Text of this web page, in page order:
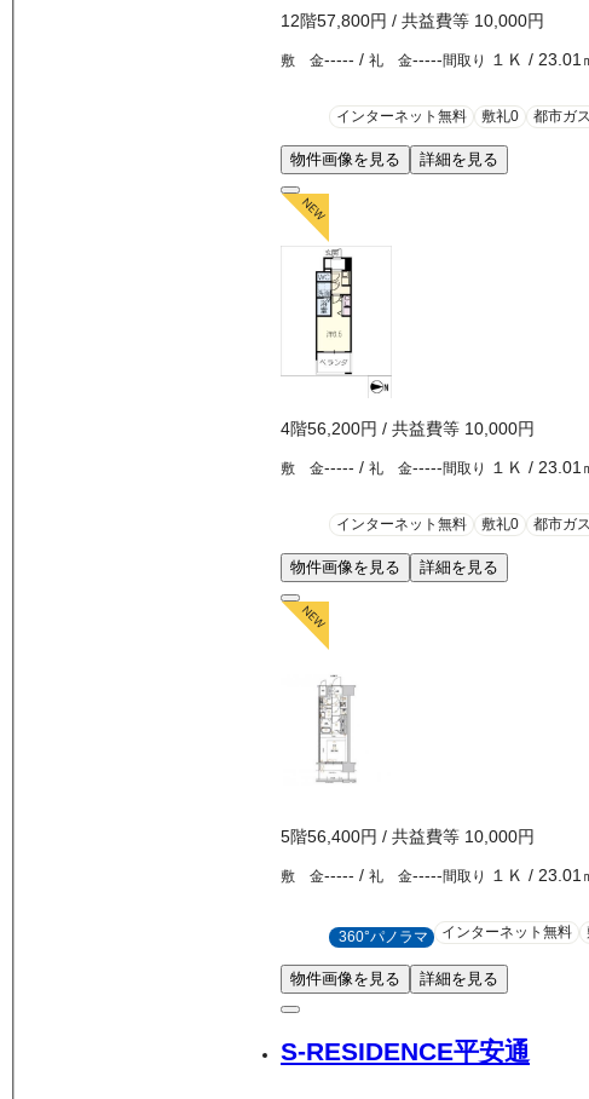
12階57,800円 / 共益費等 10,000円
敷 金----- / 礼 金-----間取り １Ｋ / 23.01
インターネット無料 敷礼0 都市ガス
物件画像を見る 詳細を見る
4階56,200円 / 共益費等 10,000円
敷 金----- / 礼 金-----間取り １Ｋ / 23.01
インターネット無料 敷礼0 都市ガス
物件画像を見る 詳細を見る
5階56,400円 / 共益費等 10,000円
敷 金----- / 礼 金-----間取り １Ｋ / 23.01
360°パノラマ インターネット無料
物件画像を見る 詳細を見る
S-RESIDENCE平安通